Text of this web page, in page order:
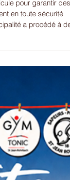
faits au
pour garantir des
dans les salles
brumisateur sous
#ecoles